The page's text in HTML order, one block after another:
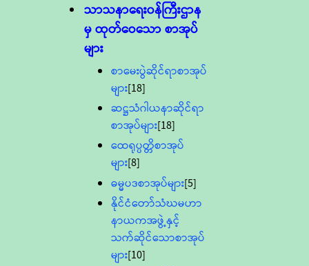
သာသနာရေး၀န်ကြီးဌာန
မှ ထုတ်ဝေသော စာအုပ်
များ
စာမေးပွဲဆိုင်ရာစာအုပ်
များ[18]
ဆဋ္ဌသံဂါယနာဆိုင်ရာ
စာအုပ်များ[18]
ထေရုပ္ပတ္တိစာအုပ်
များ[8]
ဓမ္မပဒစာအုပ်များ[5]
နိုင်ငံတော်သံဃမဟာ
နာယကအဖွဲ့နှင့်
သက်ဆိုင်သောစာအုပ်
များ[10]